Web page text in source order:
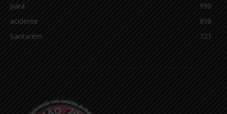
pará
998
acidente
898
Santarém
721